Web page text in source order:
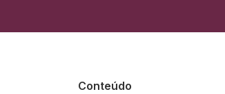
Conteúdo